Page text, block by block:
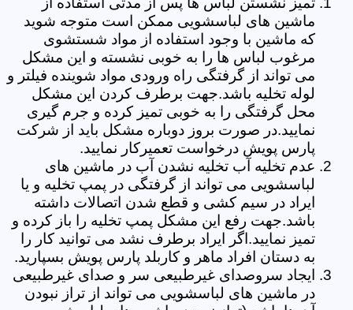
ماشین های لباسشویی ممکن است متوجه شوید
که ماشین با وجود استفاده از مواد شستشوی
مرغوب لباس ها را به خوبی نشسته و این مشکل
می تواند از گرفتگی راه ورودی مواد شوینده فیلتر و
لوله تخلیه باشد.جهت برطرف کردن این مشکل
محل گرفتگی را به خوبی تمیز کرده و جرم گیری
نمایید.در صورت بروز دوباره مشکل باید از شرکت
پارس پویش درخواست تعمیرکار نمایید.
عدم تخلیه آب تخلیه نشدن آب در ماشین های
لباسشویی می تواند از گرفتگی در پمپ تخلیه و یا
ایراد در سیم کشی و قطع شدن اتصالات داشته
باشد.جهت رفع این مشکل پمپ تخلیه را باز کرده و
تمیز نمایید.اگر ایراد برطرف نشد می توانید کار را
به دستان افراد ماهر و کاربلد پارس پویش بسپارید.
ایجاد سروصدای غیرطبیعی سر و صدای غیرطبیعی
در ماشین های لباسشویی می تواند از تراز نبودن